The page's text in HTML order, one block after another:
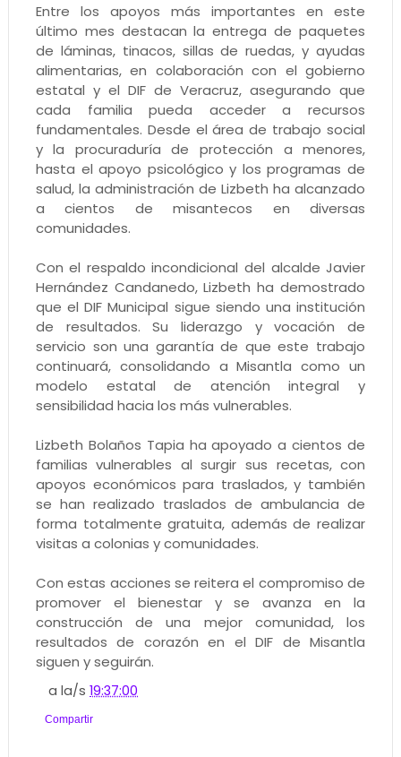
Entre los apoyos más importantes en este
último mes destacan la entrega de paquetes
de láminas, tinacos, sillas de ruedas, y ayudas
alimentarias, en colaboración con el gobierno
estatal y el DIF de Veracruz, asegurando que
cada familia pueda acceder a recursos
fundamentales. Desde el área de trabajo social
y la procuraduría de protección a menores,
hasta el apoyo psicológico y los programas de
salud, la administración de Lizbeth ha alcanzado
a cientos de misantecos en diversas
comunidades.
Con el respaldo incondicional del alcalde Javier
Hernández Candanedo, Lizbeth ha demostrado
que el DIF Municipal sigue siendo una institución
de resultados. Su liderazgo y vocación de
servicio son una garantía de que este trabajo
continuará, consolidando a Misantla como un
modelo estatal de atención integral y
sensibilidad hacia los más vulnerables.
Lizbeth Bolaños Tapia ha apoyado a cientos de
familias vulnerables al surgir sus recetas, con
apoyos económicos para traslados, y también
se han realizado traslados de ambulancia de
forma totalmente gratuita, además de realizar
visitas a colonias y comunidades.
Con estas acciones se reitera el compromiso de
promover el bienestar y se avanza en la
construcción de una mejor comunidad, los
resultados de corazón en el DIF de Misantla
siguen y seguirán.
a la/s19:37:00
Compartir